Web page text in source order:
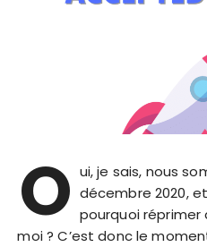
O ui, je sais, nous
décembre 2020,
pourquoi réprimer
moi ? C’est donc le